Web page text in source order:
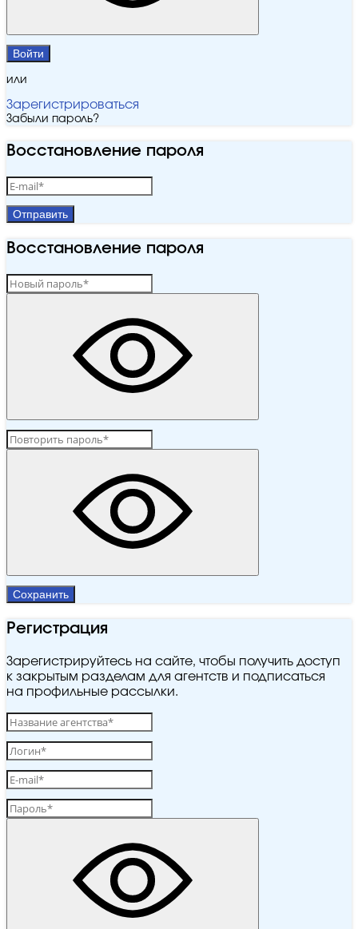
Войти
или
Зарегистрироваться
Забыли пароль?
Восстановление пароля
Отправить
Восстановление пароля
Сохранить
Регистрация
Зарегистрируйтесь на сайте, чтобы получить доступ
к закрытым разделам для агентств и подписаться
на профильные рассылки.